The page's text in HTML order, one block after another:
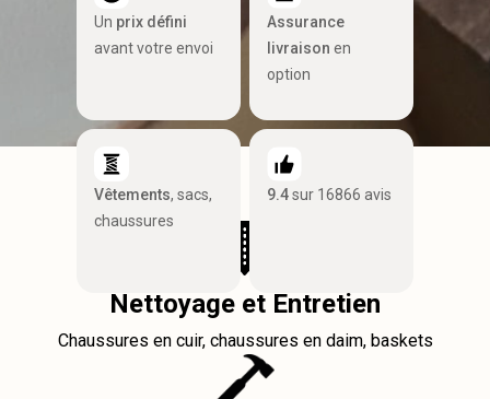
Un prix défini
avant votre envoi
Assurance
livraison en
option
Vêtements, sacs,
chaussures
9.4sur 16866 avis
Nettoyage et Entretien
Chaussures en cuir, chaussures en daim, baskets